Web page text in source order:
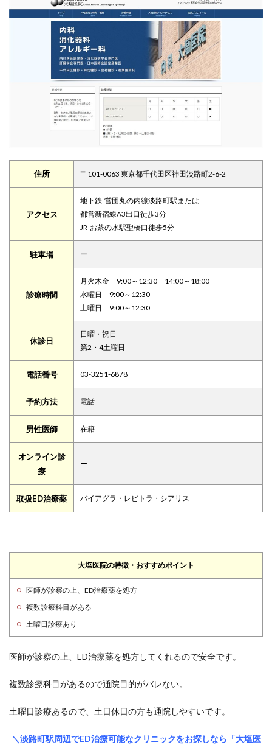
住所 〒101-0063 東京都千代田区神田淡路町2-6-2
アクセス
地下鉄-営団丸の内線淡路町駅または
都営新宿線A3出口徒歩3分
JR-お茶の水駅聖橋口徒歩5分
駐車場 ー
診療時間
月火木金 9:00～12:30 14:00～18:00
水曜日 9:00～12:30
土曜日 9:00～12:30
休診日
日曜・祝日
第2・4土曜日
電話番号 03-3251-6878
予約方法 電話
男性医師 在籍
オンライン診
療
ー
取扱ED治療薬 バイアグラ・レビトラ・シアリス
大塩医院の特徴・おすすめポイント
医師が診察の上、ED治療薬を処方
複数診療科目がある
土曜日診療あり
医師が診察の上、ED治療薬を処方してくれるので安全です。
複数診療科目があるので通院目的がバレない。
土曜日診療あるので、土日休日の方も通院しやすいです。
＼淡路町駅周辺でED治療可能なクリニックをお探しなら「大塩医